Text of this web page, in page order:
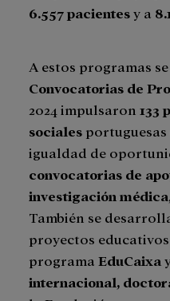
6.557 pacientesy a
A estos programas
Convocatorias de
2024 impulsaron 133
sociales
igualdad de
convocatorias de
investigación médica
También se
proyectos
programa EduCaixa
internacional,